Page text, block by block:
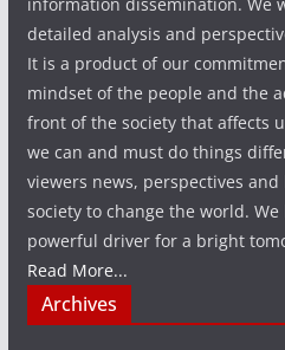
detailed analysis and
It is a product of our
mindset of the people and the
front of the society that affects
we can and must do things
viewers news, perspectives
society to change the world.
powerful driver for a bright
Read More...
Archives